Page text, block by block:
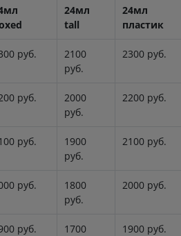
24мл
tall
24мл
пластик
руб.
2100
руб.
2300 руб.
руб.
2000
руб.
2200 руб.
руб.
1900
руб.
2100 руб.
руб.
1800
руб.
2000 руб.
руб.
1700
1900 руб.